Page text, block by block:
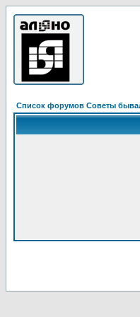
Список форумов Советы